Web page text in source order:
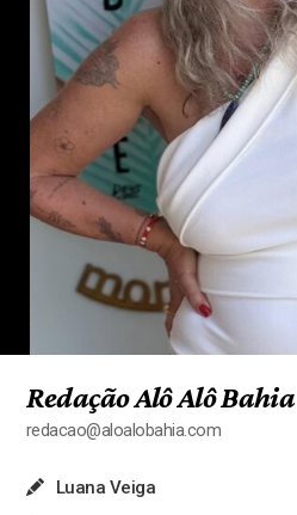
Redação Alô Alô Bahia
redacao@aloalobahia.com
Luana Veiga